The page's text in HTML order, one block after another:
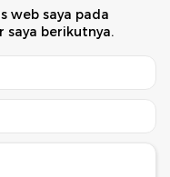
web saya pada
saya berikutnya.